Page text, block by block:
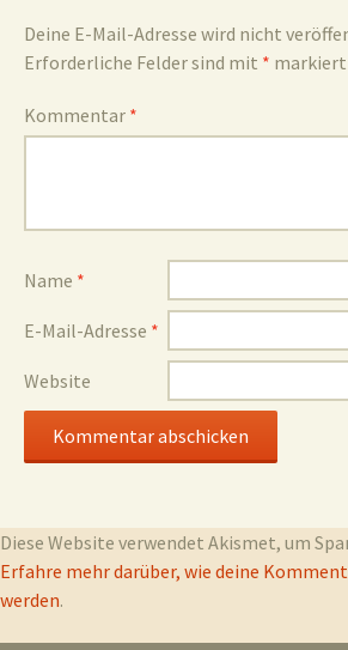
Deine E-Mail-Adresse wird nicht
Erforderliche Felder sind mit * markiert
Kommentar *
Name *
E-Mail-Adresse *
Website
Diese Website verwendet Akismet, um
Erfahre mehr darüber, wie deine
werden.